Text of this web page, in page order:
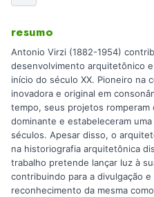
resumo
Antonio Virzi (1882-1954)
desenvolvimento arquitetônico
início do século XX. Pioneiro na
inovadora e original em
tempo, seus projetos romperam
dominante e estabeleceram
séculos. Apesar disso, o
na historiografia arquitetônica
trabalho pretende lançar luz à
contribuindo para a divulgação
reconhecimento da mesma